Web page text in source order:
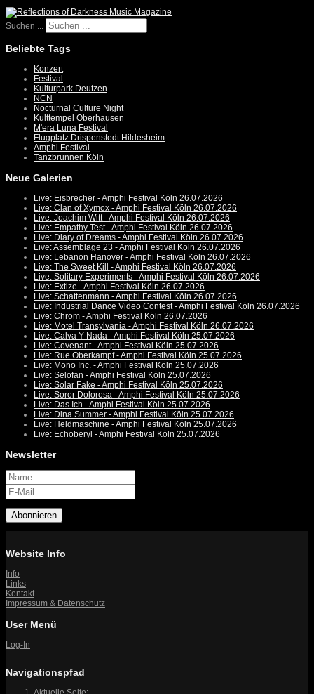
Suchen ...
Beliebte Tags
Konzert
Festival
Kulturpark Deutzen
NCN
Nocturnal Culture Night
Kulttempel Oberhausen
M'era Luna Festival
Flugplatz Drispenstedt Hildesheim
Amphi Festival
Tanzbrunnen Köln
Neue Galerien
Live: Eisbrecher - Amphi Festival Köln 26.07.2026
Live: Clan of Xymox - Amphi Festival Köln 26.07.2026
Live: Joachim Witt - Amphi Festival Köln 26.07.2026
Live: Empathy Test - Amphi Festival Köln 26.07.2026
Live: Diary of Dreams - Amphi Festival Köln 26.07.2026
Live: Assemblage 23 - Amphi Festival Köln 26.07.2026
Live: Lebanon Hanover - Amphi Festival Köln 26.07.2026
Live: The Sweet Kill - Amphi Festival Köln 26.07.2026
Live: Solitary Experiments - Amphi Festival Köln 26.07.2026
Live: Extize - Amphi Festival Köln 26.07.2026
Live: Schattenmann - Amphi Festival Köln 26.07.2026
Live: Industrial Dance Video Contest - Amphi Festival Köln 26.07.2026
Live: Chrom - Amphi Festival Köln 26.07.2026
Live: Motel Transylvania - Amphi Festival Köln 26.07.2026
Live: Calva Y Nada - Amphi Festival Köln 25.07.2026
Live: Covenant - Amphi Festival Köln 25.07.2026
Live: Rue Oberkampf - Amphi Festival Köln 25.07.2026
Live: Mono Inc. - Amphi Festival Köln 25.07.2026
Live: Selofan - Amphi Festival Köln 25.07.2026
Live: Solar Fake - Amphi Festival Köln 25.07.2026
Live: Soror Dolorosa - Amphi Festival Köln 25.07.2026
Live: Das Ich - Amphi Festival Köln 25.07.2026
Live: Dina Summer - Amphi Festival Köln 25.07.2026
Live: Heldmaschine - Amphi Festival Köln 25.07.2026
Live: Echoberyl - Amphi Festival Köln 25.07.2026
Newsletter
Abonnieren
Website Info
Info
Links
Kontakt
Impressum & Datenschutz
User Menü
Log-In
Navigationspfad